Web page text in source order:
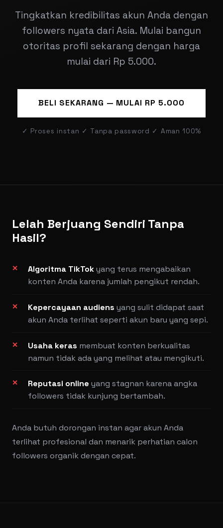
Tingkatkan kredibilitas akun Anda dengan
followers nyata dari Asia. Mulai bangun
otoritas profil sekarang dengan harga
mulai dari Rp 5.000.
BELI SEKARANG — MULAI RP 5.000
✓ Proses instan ✓ Tanpa password ✓ Aman 100%
Lelah Berjuang Sendiri Tanpa
Hasil?
Algoritma TikTokyang terus mengabaikan
konten Anda karena jumlah pengikut rendah.
Kepercayaan audiens yang sulit didapat saat
akun Anda terlihat seperti akun baru yang sepi.
Usaha keras membuat konten berkualitas
namun tidak ada yang melihat atau mengikuti.
Reputasi online yang stagnan karena angka
followers tidak kunjung bertambah.
Anda butuh dorongan instan agar akun Anda
terlihat profesional dan menarik perhatian calon
followers organik dengan cepat.